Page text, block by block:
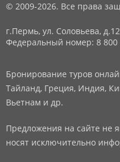
© 2009-2026. Все права
г.Пермь, ул. Соловьева,
Федеральный номер: 8 800
Бронирование туров
Тайланд, Греция, Индия,
Вьетнам и др.
Предложения на сайте не
носят исключительно